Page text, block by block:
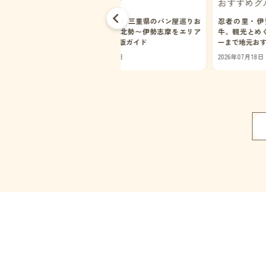
年最新】三重県のパン屋巡りお
忍者の里・伊賀＆名張で味わう伊賀
牛。観光とめぐる、ランチからディナ
ーまで地元おすすめグルメ12選